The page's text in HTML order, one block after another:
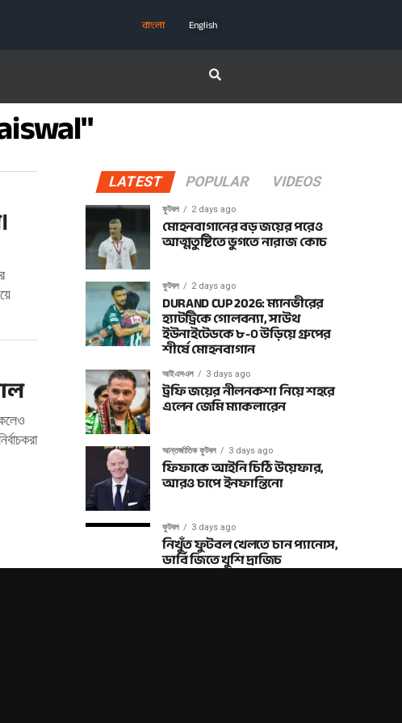
বাংলা English
LATEST POPULAR VIDEOS
ফুটবল 2 days ago
মোহনবাগানের বড় জয়ের পরেও
আত্মতুষ্টিতে ভুগতে নারাজ কোচ
ফুটবল 2 days ago
DURAND CUP 2026: ম্যানভীরের
হ্যাটট্রিকে গোলবন্যা, সাউথ
ইউনাইটেডকে ৮-০ উড়িয়ে গ্রুপের
শীর্ষে মোহনবাগান
আইএসএল 3 days ago
ট্রফি জয়ের নীলনকশা নিয়ে শহরে
এলেন জেমি ম্যাকলারেন
আন্তর্জাতিক ফুটবল 3 days ago
ফিফাকে আইনি চিঠি উয়েফার,
আরও চাপে ইনফান্তিনো
ফুটবল 3 days ago
নিখুঁত ফুটবল খেলতে চান প্যানোস,
ডার্বি জিতে খুশি দ্রাজিচ